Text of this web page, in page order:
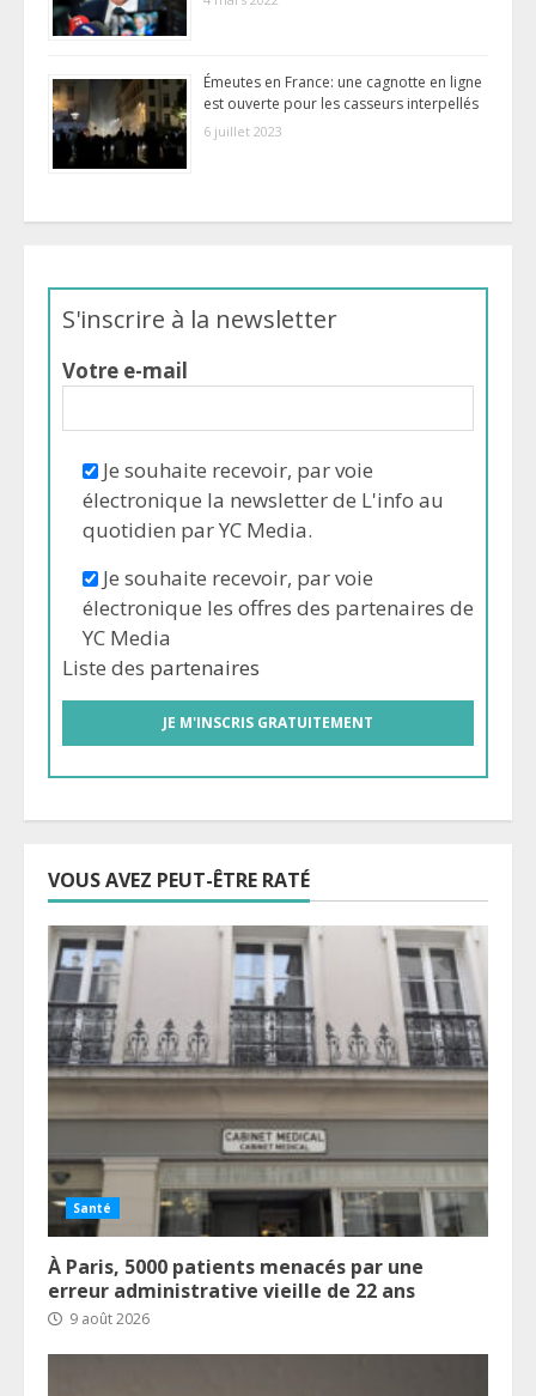
Émeutes en France: une cagnotte en ligne
est ouverte pour les casseurs interpellés
6 juillet 2023
S'inscrire à la newsletter
Votre e-mail
Je souhaite recevoir, par voie
électronique la newsletter de L'info au
quotidien par YC Media.
Je souhaite recevoir, par voie
électronique les offres des partenaires de
YC Media
Liste des partenaires
VOUS AVEZ PEUT-ÊTRE RATÉ
Santé
À Paris, 5000 patients menacés par une
erreur administrative vieille de 22 ans
9 août 2026